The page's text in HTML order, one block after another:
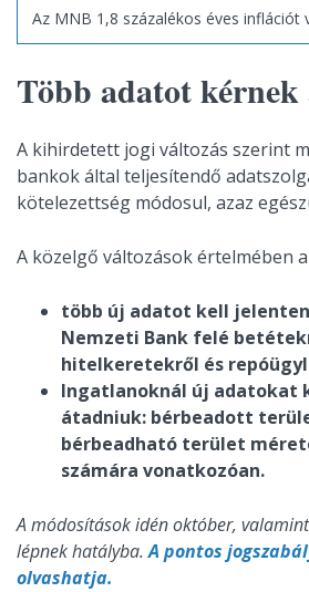
Az MNB 1,8 százalékos éves inflációt
Több adatot
A kihirdetett jogi változás szerint
bankok által teljesítendő
kötelezettség módosul, azaz
A közelgő változások értelmében
több új adatot kell
Nemzeti Bank felé
hitelkeretekről és
Ingatlanoknál új adatokat
átadniuk: bérbeadott
bérbeadható terület
számára vonatkozóan.
A módosítások idén október,
lépnek hatályba.A pontos
olvashatja.